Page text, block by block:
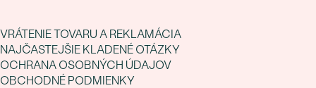
VRÁTENIE TOVARU A REKLAMÁCIA
NAJČASTEJŠIE KLADENÉ OTÁZKY
OCHRANA OSOBNÝCH ÚDAJOV
OBCHODNÉ PODMIENKY